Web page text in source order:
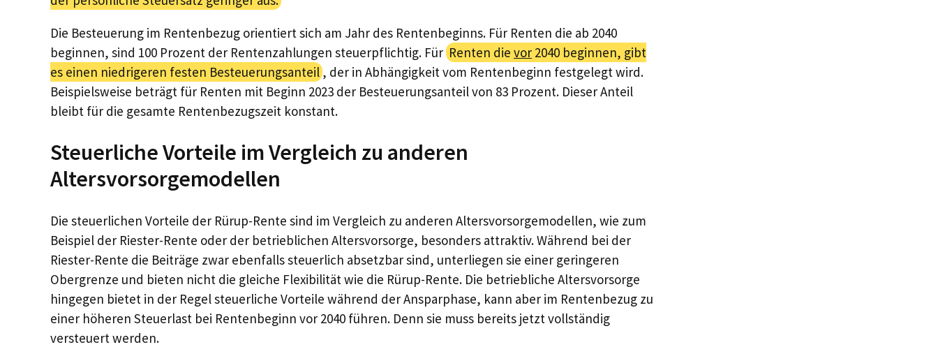
Die Besteuerung im Rentenbezug orientiert sich am Jahr des Rentenbeginns. Für Renten die ab 2040
beginnen, sind 100 Prozent der Rentenzahlungen steuerpflichtig. Für Renten die vor 2040 beginnen, gibt
es einen niedrigeren festen Besteuerungsanteil , der in Abhängigkeit vom Rentenbeginn festgelegt wird.
Beispielsweise beträgt für Renten mit Beginn 2023 der Besteuerungsanteil von 83 Prozent. Dieser Anteil
bleibt für die gesamte Rentenbezugszeit konstant.
Steuerliche Vorteile im Vergleich zu anderen
Altersvorsorgemodellen
Die steuerlichen Vorteile der Rürup-Rente sind im Vergleich zu anderen Altersvorsorgemodellen, wie zum
Beispiel der Riester-Rente oder der betrieblichen Altersvorsorge, besonders attraktiv. Während bei der
Riester-Rente die Beiträge zwar ebenfalls steuerlich absetzbar sind, unterliegen sie einer geringeren
Obergrenze und bieten nicht die gleiche Flexibilität wie die Rürup-Rente. Die betriebliche Altersvorsorge
hingegen bietet in der Regel steuerliche Vorteile während der Ansparphase, kann aber im Rentenbezug zu
einer höheren Steuerlast bei Rentenbeginn vor 2040 führen. Denn sie muss bereits jetzt vollständig
versteuert werden.